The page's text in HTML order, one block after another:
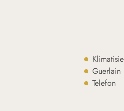
Guerlain
Telefon